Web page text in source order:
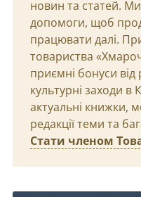
новин та статей.
допомоги, щоб
працювати далі.
товариства
приємні бонуси від
культурні заходи в
актуальні книжки,
редакції теми та
Стати членом